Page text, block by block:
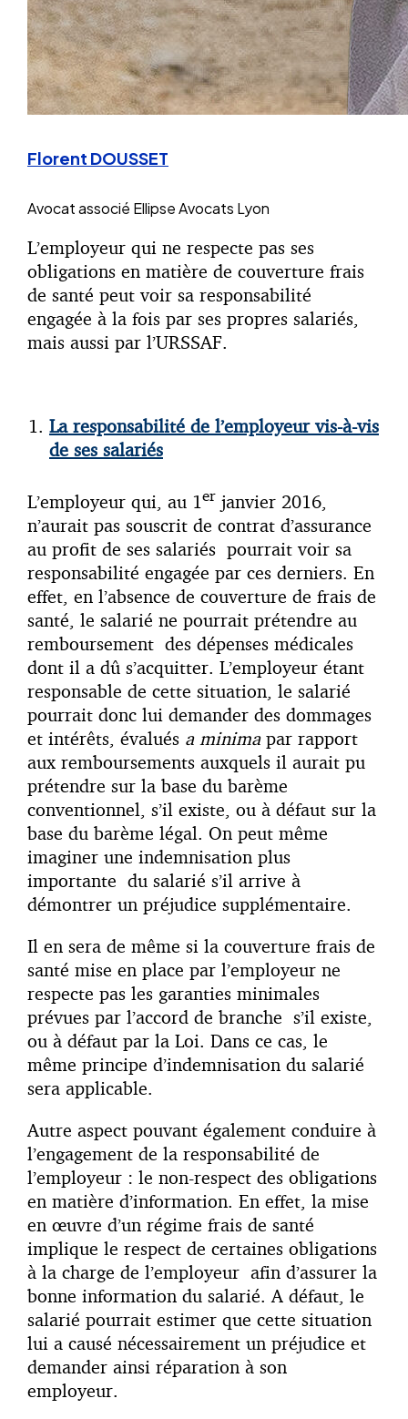
Florent DOUSSET
Avocat associé Ellipse Avocats Lyon
L’employeur qui ne respecte pas ses
obligations en matière de couverture frais
de santé peut voir sa responsabilité
engagée à la fois par ses propres salariés,
mais aussi par l’URSSAF.
La responsabilité de l’employeur vis-à-vis
de ses salariés
L’employeur qui, au 1 er janvier 2016,
n’aurait pas souscrit de contrat d’assurance
au profit de ses salariés pourrait voir sa
responsabilité engagée par ces derniers. En
effet, en l’absence de couverture de frais de
santé, le salarié ne pourrait prétendre au
remboursement des dépenses médicales
dont il a dû s’acquitter. L’employeur étant
responsable de cette situation, le salarié
pourrait donc lui demander des dommages
et intérêts, évalués a minimapar rapport
aux remboursements auxquels il aurait pu
prétendre sur la base du barème
conventionnel, s’il existe, ou à défaut sur la
base du barème légal. On peut même
imaginer une indemnisation plus
importante du salarié s’il arrive à
démontrer un préjudice supplémentaire.
Il en sera de même si la couverture frais de
santé mise en place par l’employeur ne
respecte pas les garanties minimales
prévues par l’accord de branche s’il existe,
ou à défaut par la Loi. Dans ce cas, le
même principe d’indemnisation du salarié
sera applicable.
Autre aspect pouvant également conduire à
l’engagement de la responsabilité de
l’employeur : le non-respect des obligations
en matière d’information. En effet, la mise
en œuvre d’un régime frais de santé
implique le respect de certaines obligations
à la charge de l’employeur afin d’assurer la
bonne information du salarié. A défaut, le
salarié pourrait estimer que cette situation
lui a causé nécessairement un préjudice et
demander ainsi réparation à son
employeur.